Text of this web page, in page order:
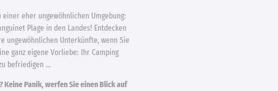
eher ungewöhnlichen Umgebung:
Plage in den Landes! Entdecken
ungewöhnlichen Unterkünfte, wenn Sie
ganz eigene Vorliebe: Ihr Camping
befriedigen …
Panik, werfen Sie einen Blick auf